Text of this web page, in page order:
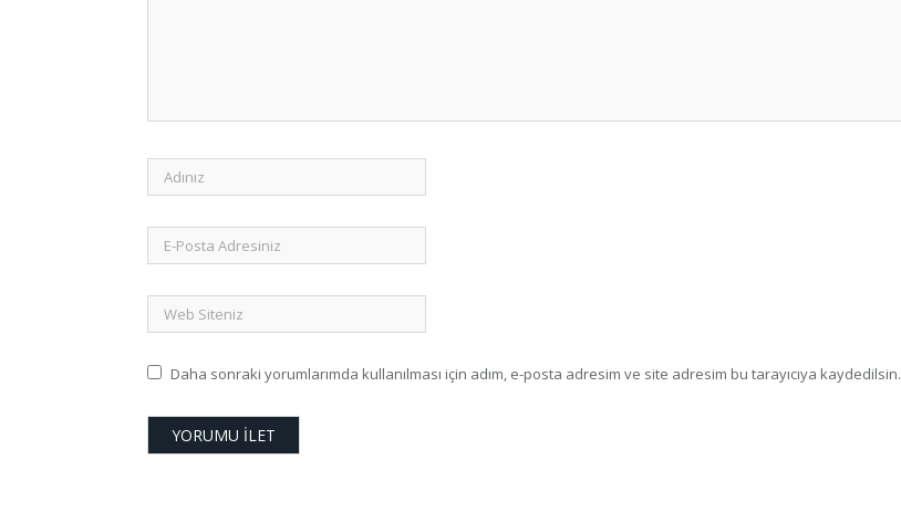
Daha sonraki yorumlarımda kullanılması için adım, e-posta adresim ve site adresim bu tarayıcıya kaydedilsin.